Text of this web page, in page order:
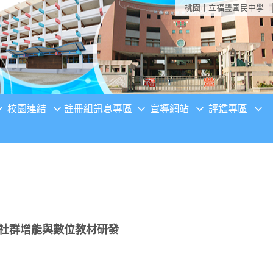
桃園市立福豐國民中學
校園連結 註冊組訊息專區 宣導網站 評鑑專區
群增能與數位教材研發